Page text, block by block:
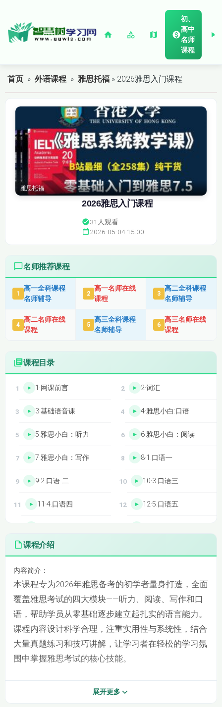
初、
高中
名师
课程
首页 »外语课程 »雅思托福 » 2026雅思入门课程
雅思托福
2026雅思入门课程
31 人观看
2026-05-04 15:00
名师推荐课程
1
高一全科课程
名师辅导
2
高一名师在线
课程
3
高二全科课程
名师辅导
4
高二名师在线
课程
5
高三全科课程
名师辅导
6
高三名师在线
课程
课程目录
1·网课前言 2·词汇
3·基础语音课 4·雅思小白:口语
5·雅思小白：听力 6·雅思小白：阅读
7·雅思小白：写作 8·1.口语一
9·2.口语 二 10·3.口语三
11·4.口语四 12·5.口语五
15·8.口语八
17·10.口语十
19·12.口语十二 20·13.口语十三
21·14.口语十四 22·15.口语十五(
23·16.口语十七 24·17.口语十八
课程介绍
内容简介：
本课程专为2026年雅思备考的初学者量身打造，全面
覆盖雅思考试的四大模块——听力、阅读、写作和口
语，帮助学员从零基础逐步建立起扎实的语言能力。
课程内容设计科学合理，注重实用性与系统性，结合
大量真题练习和技巧讲解，让学习者在轻松的学习氛
围中掌握雅思考试的核心技能。
展开更多